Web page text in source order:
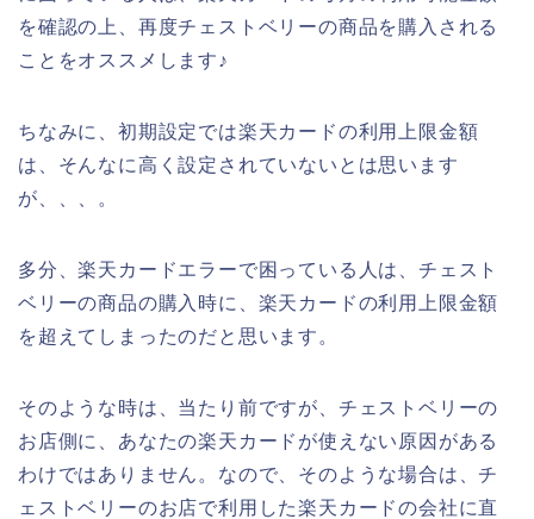
を確認の上、再度チェストベリーの商品を購入される
ことをオススメします♪
ちなみに、初期設定では楽天カードの利用上限金額
は、そんなに高く設定されていないとは思います
が、、、。
多分、楽天カードエラーで困っている人は、チェスト
ベリーの商品の購入時に、楽天カードの利用上限金額
を超えてしまったのだと思います。
そのような時は、当たり前ですが、チェストベリーの
お店側に、あなたの楽天カードが使えない原因がある
わけではありません。なので、そのような場合は、チ
ェストベリーのお店で利用した楽天カードの会社に直